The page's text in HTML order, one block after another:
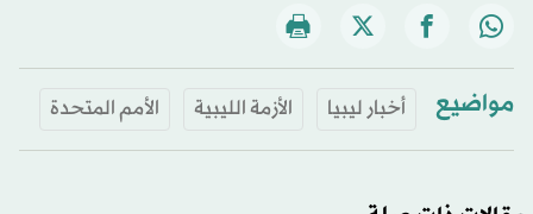
مواضيع أخبار ليبيا الأزمة الليبية الأمم المتحدة